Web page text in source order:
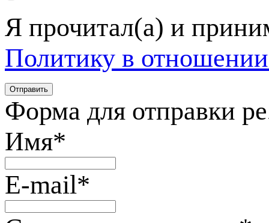
Я прочитал(а) и
Политику в
Форма для отправки
Имя*
E-mail*